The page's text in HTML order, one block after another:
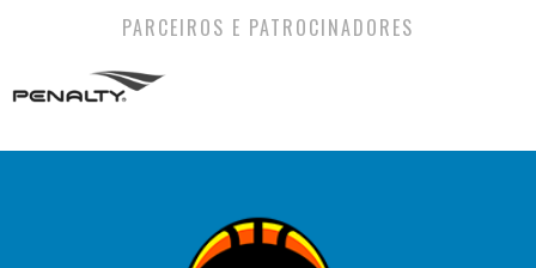
PARCEIROS E PATROCINADORES